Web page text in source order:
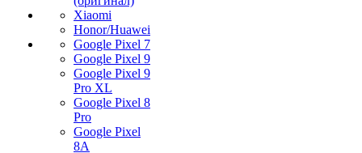
Xiaomi
Honor/Huawei
Google Pixel 7
Google Pixel 9
Google Pixel 9
Pro XL
Google Pixel 8
Pro
Google Pixel
8A